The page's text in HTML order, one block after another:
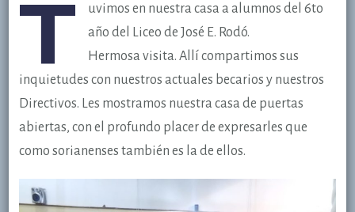
T uvimos en nuestra casa a alumnos del 6to
año del Liceo de José E. Rodó.
Hermosa visita. Allí compartimos sus
inquietudes con nuestros actuales becarios y nuestros
Directivos. Les mostramos nuestra casa de puertas
abiertas, con el profundo placer de expresarles que
como sorianenses también es la de ellos.